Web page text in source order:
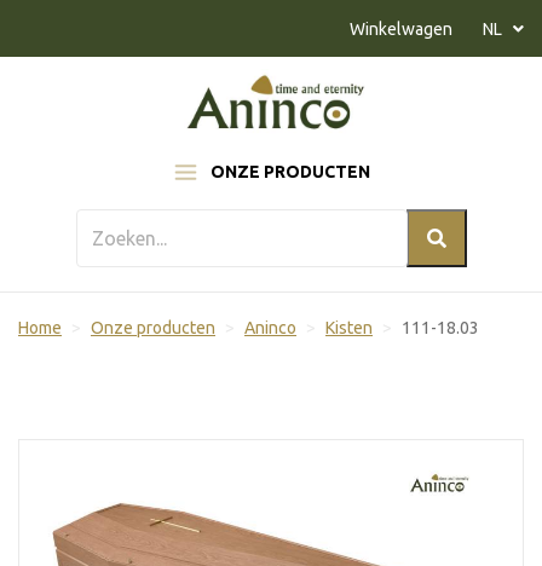
ONZE PRODUCTEN
Winkelwagen NL
Home Onze producten Aninco Kisten 111-18.03